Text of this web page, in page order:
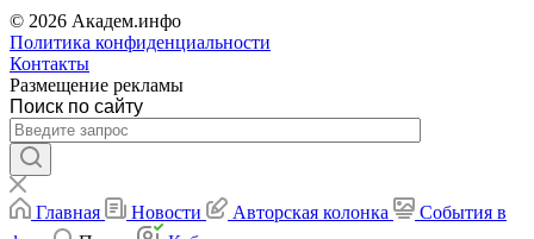
© 2026 Академ.инфо
Политика конфиденциальности
Контакты
Размещение рекламы
Поиск по сайту
Главная Новости Авторская колонка
События в